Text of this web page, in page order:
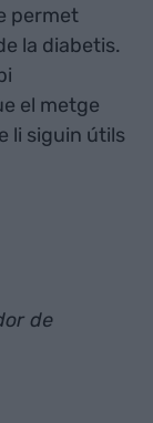
permet
la diabetis.
el metge
li siguin útils
de